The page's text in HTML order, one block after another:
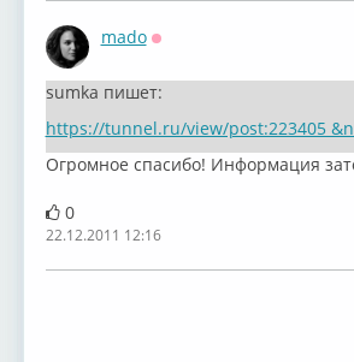
mado
sumka пишет:
https://tunnel.ru/view/post:223405
Огромное спасибо! Информация
0
22.12.2011 12:16